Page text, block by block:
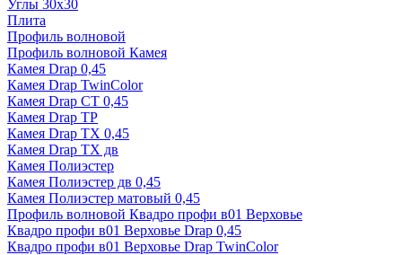
Углы 30х30
Плита
Профиль волновой
Профиль волновой Камея
Камея Drap 0,45
Камея Drap TwinColor
Камея Drap СТ 0,45
Камея Drap ТР
Камея Drap ТХ 0,45
Камея Drap ТХ дв
Камея Полиэстер
Камея Полиэстер дв 0,45
Камея Полиэстер матовый 0,45
Профиль волновой Квадро профи в01 Верховье
Квадро профи в01 Верховье Drap 0,45
Квадро профи в01 Верховье Drap TwinColor